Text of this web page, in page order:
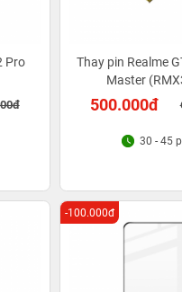
Pro
Thay pin Realme
Master
500.000đ
30 - 45
-100.000đ